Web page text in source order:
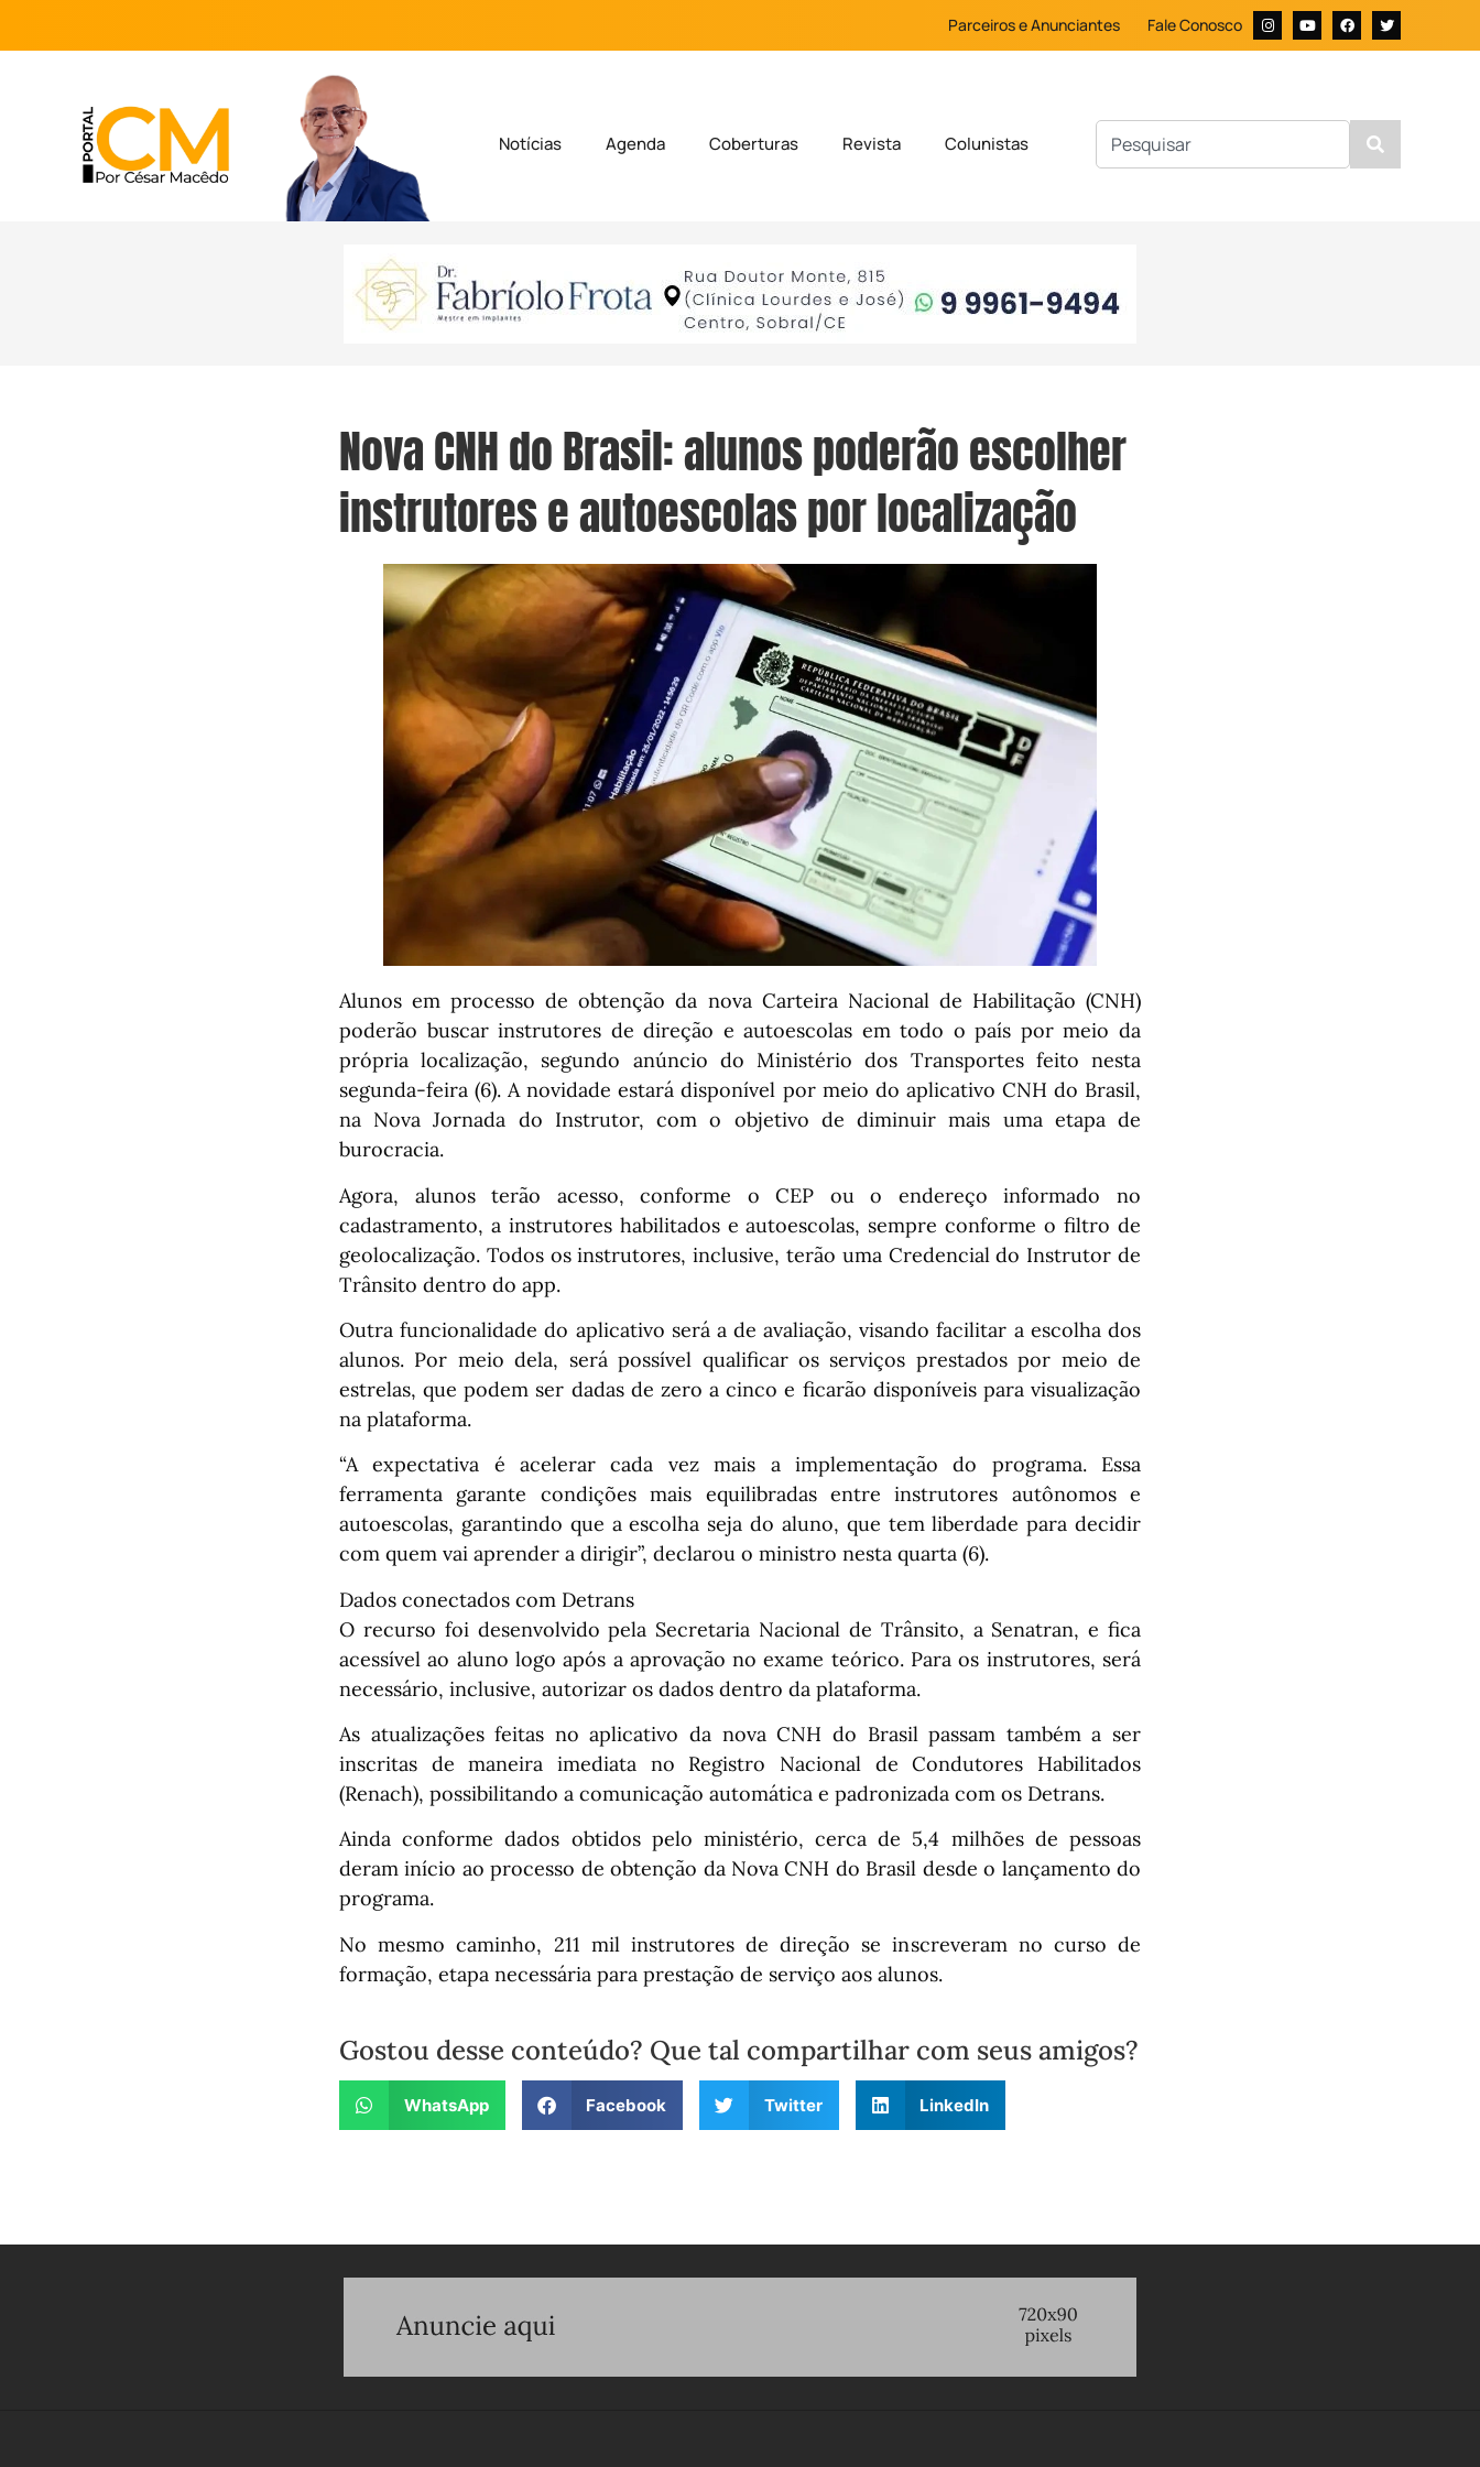
Parceiros e Anunciantes Fale Conosco
Notícias Agenda Coberturas Revista Colunistas
Nova CNH do Brasil: alunos poderão escolher
instrutores e autoescolas por localização
Alunos em processo de obtenção da nova Carteira Nacional de Habilitação (CNH)
poderão buscar instrutores de direção e autoescolas em todo o país por meio da
própria localização, segundo anúncio do Ministério dos Transportes feito nesta
segunda-feira (6). A novidade estará disponível por meio do aplicativo CNH do Brasil,
na Nova Jornada do Instrutor, com o objetivo de diminuir mais uma etapa de
burocracia.
Agora, alunos terão acesso, conforme o CEP ou o endereço informado no
cadastramento, a instrutores habilitados e autoescolas, sempre conforme o filtro de
geolocalização. Todos os instrutores, inclusive, terão uma Credencial do Instrutor de
Trânsito dentro do app.
Outra funcionalidade do aplicativo será a de avaliação, visando facilitar a escolha dos
alunos. Por meio dela, será possível qualificar os serviços prestados por meio de
estrelas, que podem ser dadas de zero a cinco e ficarão disponíveis para visualização
na plataforma.
“A expectativa é acelerar cada vez mais a implementação do programa. Essa
ferramenta garante condições mais equilibradas entre instrutores autônomos e
autoescolas, garantindo que a escolha seja do aluno, que tem liberdade para decidir
com quem vai aprender a dirigir”, declarou o ministro nesta quarta (6).
Dados conectados com Detrans
O recurso foi desenvolvido pela Secretaria Nacional de Trânsito, a Senatran, e fica
acessível ao aluno logo após a aprovação no exame teórico. Para os instrutores, será
necessário, inclusive, autorizar os dados dentro da plataforma.
As atualizações feitas no aplicativo da nova CNH do Brasil passam também a ser
inscritas de maneira imediata no Registro Nacional de Condutores Habilitados
(Renach), possibilitando a comunicação automática e padronizada com os Detrans.
Ainda conforme dados obtidos pelo ministério, cerca de 5,4 milhões de pessoas
deram início ao processo de obtenção da Nova CNH do Brasil desde o lançamento do
programa.
No mesmo caminho, 211 mil instrutores de direção se inscreveram no curso de
formação, etapa necessária para prestação de serviço aos alunos.
Gostou desse conteúdo? Que tal compartilhar com seus amigos?
WhatsApp Facebook Twitter LinkedIn